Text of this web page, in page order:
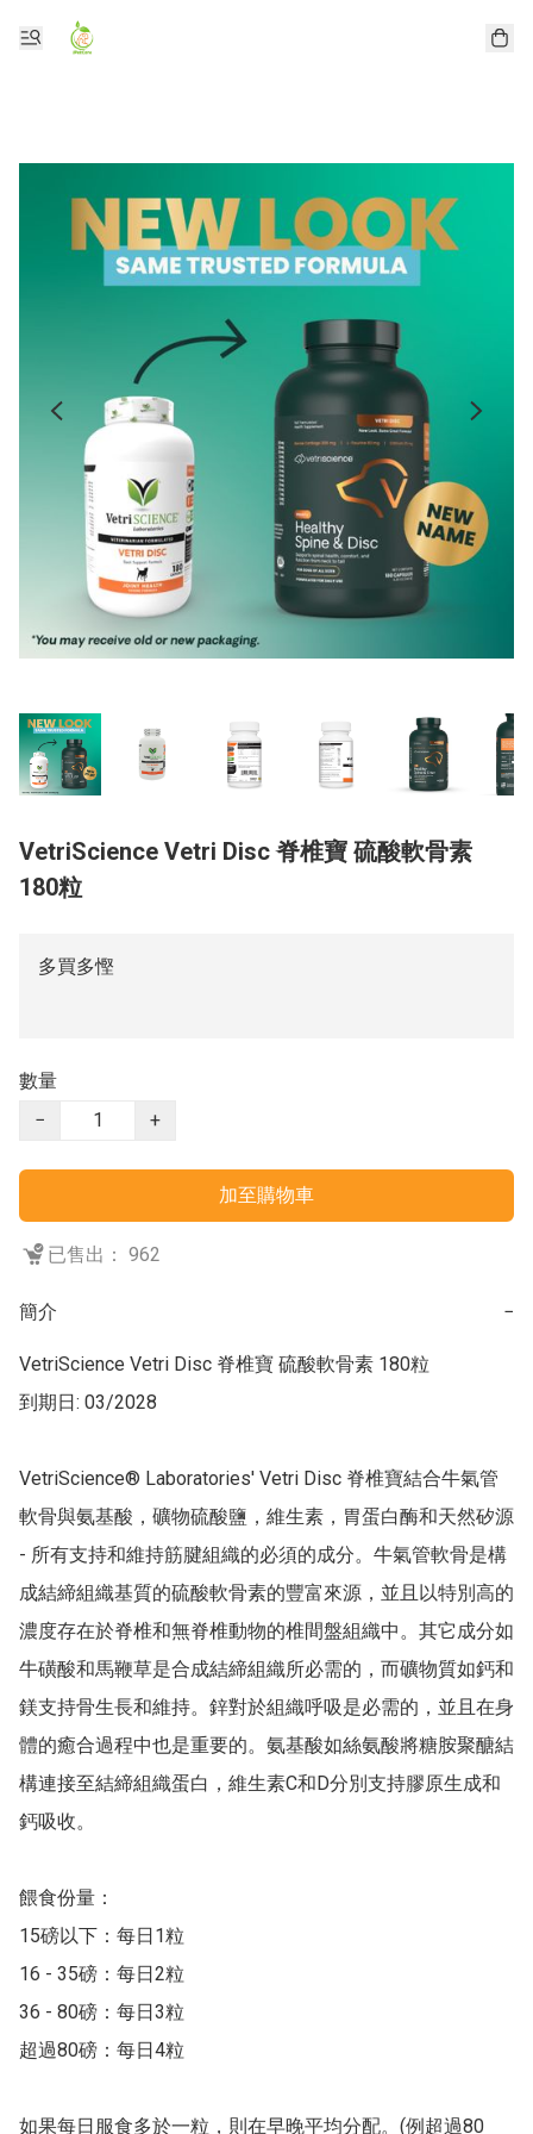
VetriScience Vetri Disc 脊椎寶 硫酸軟骨素
180粒
多買多慳
數量
−
+
加至購物車
已售出： 962
簡介 −
VetriScience Vetri Disc 脊椎寶 硫酸軟骨素 180粒
到期日: 03/2028
VetriScience® Laboratories' Vetri Disc 脊椎寶結合牛氣管
軟骨與氨基酸，礦物硫酸鹽，維生素，胃蛋白酶和天然矽源
- 所有支持和維持筋腱組織的必須的成分。牛氣管軟骨是構
成結締組織基質的硫酸軟骨素的豐富來源，並且以特別高的
濃度存在於脊椎和無脊椎動物的椎間盤組織中。其它成分如
牛磺酸和馬鞭草是合成結締組織所必需的，而礦物質如鈣和
鎂支持骨生長和維持。鋅對於組織呼吸是必需的，並且在身
體的癒合過程中也是重要的。氨基酸如絲氨酸將糖胺聚醣結
構連接至結締組織蛋白，維生素C和D分別支持膠原生成和
鈣吸收。
餵食份量：
15磅以下：每日1粒
16 - 35磅：每日2粒
36 - 80磅：每日3粒
超過80磅：每日4粒
如果每日服食多於一粒，則在早晚平均分配。(例超過80